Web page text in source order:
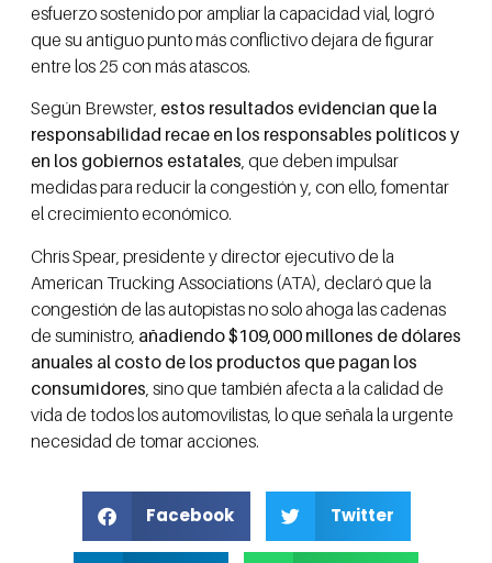
esfuerzo sostenido por ampliar la capacidad vial, logró
que su antiguo punto más conflictivo dejara de figurar
entre los 25 con más atascos.
Según Brewster, estos resultados evidencian que la
responsabilidad recae en los responsables políticos y
en los gobiernos estatales, que deben impulsar
medidas para reducir la congestión y, con ello, fomentar
el crecimiento económico.
Chris Spear, presidente y director ejecutivo de la
American Trucking Associations (ATA), declaró que la
congestión de las autopistas no solo ahoga las cadenas
de suministro, añadiendo $109,000 millones de dólares
anuales al costo de los productos que pagan los
consumidores , sino que también afecta a la calidad de
vida de todos los automovilistas, lo que señala la urgente
necesidad de tomar acciones.
Facebook Twitter